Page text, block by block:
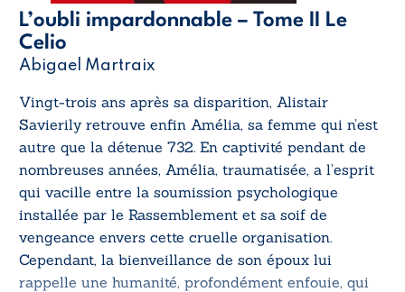
L’oubli impardonnable – Tome II Le
Celio
Abigael Martraix
Vingt-trois ans après sa disparition, Alistair
Savierily retrouve enfin Amélia, sa femme qui n’est
autre que la détenue 732. En captivité pendant de
nombreuses années, Amélia, traumatisée, a l’esprit
qui vacille entre la soumission psychologique
installée par le Rassemblement et sa soif de
vengeance envers cette cruelle organisation.
Cependant, la bienveillance de son époux lui
rappelle une humanité, profondément enfouie, qui